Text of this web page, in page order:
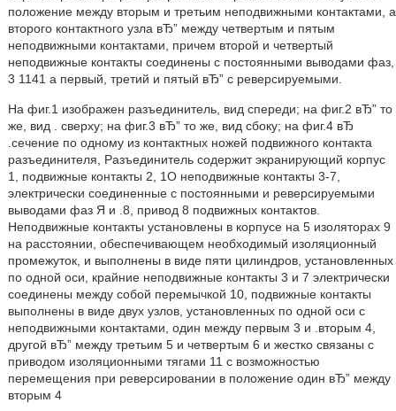
положение между вторым и третьим неподвижными контактами, а
второго контактного узла вЂ” между четвертым и пятым
неподвижными контактами, причем второй и четвертый
неподвижные контакты соединены с постоянными выводами фаз,
3 1141 а первый, третий и пятый вЂ” с реверсируемыми.
На фиг.1 изображен разъединитель, вид спереди; на фиг.2 вЂ” то
же, вид . сверху; на фиг.3 вЂ” то же, вид сбоку; на фиг.4 вЂ
.сечение по одному из контактных ножей подвижного контакта
разъединителя, Разъединитель содержит экранирующий корпус
1, подвижные контакты 2, 1О неподвижные контакты 3-7,
электрически соединенные с постоянными и реверсируемыми
выводами фаз Я и .8, привод 8 подвижных контактов.
Неподвижные контакты установлены в корпусе на 5 изоляторах 9
на расстоянии, обеспечивающем необходимый изоляционный
промежуток, и выполнены в виде пяти цилиндров, установленных
по одной оси, крайние неподвижные контакты 3 и 7 электрически
соединены между собой перемычкой 10, подвижные контакты
выполнены в виде двух узлов, установленных по одной оси с
неподвижными контактами, один между первым 3 и .вторым 4,
другой вЂ” между третьим 5 и четвертым 6 и жестко связаны с
приводом изоляционными тягами 11 с возможностью
перемещения при реверсировании в положение один вЂ” между
вторым 4